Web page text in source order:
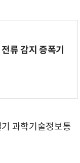
류 감지 증폭기
과학기술정보통